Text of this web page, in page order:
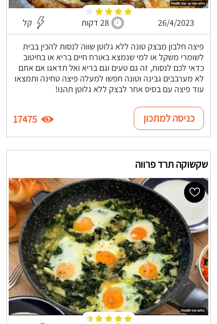
26/4/2023 28 דקות קל
פיצה חלבון מבצק טונה ללא גלוטן שווה לנסות להכין בבית
לשומרי משקל או למי שנמצא באורח חיים בריא או בחיטוב
כדאי לכם לנסות, זה גם טעים וגם בריא ואל תדאגו אם אתם
לא מערבבים גבינה וטונה חפשו למעלה פיצה טחינה ותמצאו
עוד פיצה עם בסיס אחר לבצק ללא גלוטן תהנו!
כניסה למתכון 17475
שקשוקה תרד פרווה